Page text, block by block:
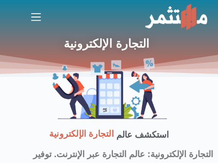
التجارة الإلكترونية
استكشف عالم التجارة الإلكترونية
التجارة الإلكترونية: عالم التجارة عبر الإنترنت. توفير